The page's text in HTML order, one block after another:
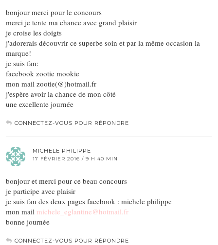
bonjour merci pour le concours
merci je tente ma chance avec grand plaisir
je croise les doigts
j'adorerais découvrir ce superbe soin et par la même occasion la
marque!
je suis fan:
facebook zootie mookie
mon mail zootie(@)hotmail.fr
j'espère avoir la chance de mon côté
une excellente journée
CONNECTEZ-VOUS POUR RÉPONDRE
MICHELE PHILIPPE
17 FÉVRIER 2016 / 9 H 40 MIN
bonjour et merci pour ce beau concours
je participe avec plaisir
je suis fan des deux pages facebook : michele philippe
mon mail michele_eglantine@hotmail.fr
bonne journée
CONNECTEZ-VOUS POUR RÉPONDRE